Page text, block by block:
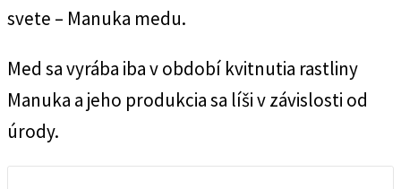
svete – Manuka medu.
Med sa vyrába iba v období kvitnutia rastliny
Manuka a jeho produkcia sa líši v závislosti od
úrody.